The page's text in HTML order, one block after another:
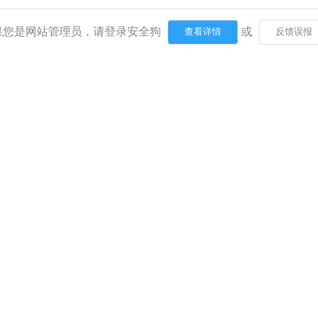
您是网站管理员，请登录安全狗 或